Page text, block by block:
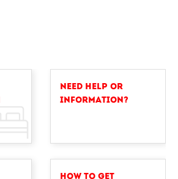
NEED HELP OR
INFORMATION?
HOW TO GET